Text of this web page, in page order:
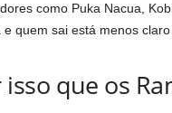
como Puka Nacua,
e quem sai está menos claro
isso que os